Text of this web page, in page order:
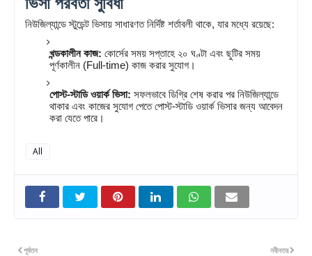
নিউজিল্যান্ডে স্টুডেন্ট ভিসায় সাধারণত নির্দিষ্ট শর্তাবলী থাকে, যার মধ্যে রয়েছে:
খন্ডকালীন কাজ: কোর্সের সময় সপ্তাহে ২০ ঘণ্টা এবং ছুটির সময়
পূর্ণকালীন (Full-time) কাজ করার সুযোগ।
পোস্ট-স্টাডি ওয়ার্ক ভিসা: সফলভাবে ডিগ্রি শেষ করার পর নিউজিল্যান্ডে
থাকার এবং কাজের সুযোগ পেতে পোস্ট-স্টাডি ওয়ার্ক ভিসার জন্য আবেদন
করা যেতে পারে।
All
নবীনতর
পূর্বতন